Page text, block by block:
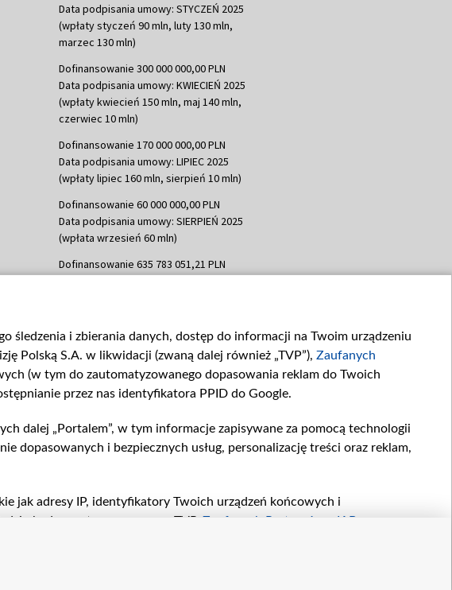
Data podpisania umowy: STYCZEŃ 2025
(wpłaty styczeń 90 mln, luty 130 mln,
marzec 130 mln)
Dofinansowanie 300 000 000,00 PLN
Data podpisania umowy: KWIECIEŃ 2025
(wpłaty kwiecień 150 mln, maj 140 mln,
czerwiec 10 mln)
Dofinansowanie 170 000 000,00 PLN
Data podpisania umowy: LIPIEC 2025
(wpłaty lipiec 160 mln, sierpień 10 mln)
Dofinansowanie 60 000 000,00 PLN
Data podpisania umowy: SIERPIEŃ 2025
(wpłata wrzesień 60 mln)
Dofinansowanie 635 783 051,21 PLN
Dofinansowanie 48 862 000,00 PLN
Data podpisania umowy: GRUDZIEŃ 2025
(wpłata grudzień 60,548 mln)
Dofinansowanie 900 000 000,00 PLN
26 lutego 80 mln, 4 marca 370 mln,8
kwiecień 180 mln, 7 maja 180 mln, 8
Data podpisania umowy LIPIEC 2026 (wpłata
śledzenia i zbierania danych, dostęp do informacji na Twoim urządzeniu
Polską S.A. w likwidacji (zwaną dalej również „TVP”), Zaufanych
(w tym do zautomatyzowanego dopasowania reklam do Twoich
przez nas identyfikatora PPID do Google.
dalej „Portalem”, w tym informacje zapisywane za pomocą technologii
i bezpiecznych usług, personalizację treści oraz reklam,
jak adresy IP, identyfikatory Twoich urządzeń końcowych i
będą przetwarzane przez TVP, Zaufanych Partnerów z IAB
na urządzeniu lub dostęp do nich, wyboru podstawowych reklam,
treści, wyboru spersonalizowanych treści, pomiaru